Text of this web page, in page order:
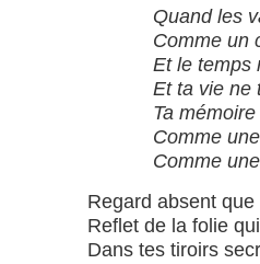
Quand les
Comme un
Et le temps
Et ta vie ne
Ta
Comme
Comme
Regard absent
Reflet de la folie
Dans tes tiroirs